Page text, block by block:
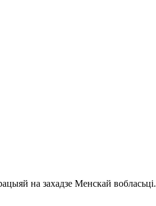
на захадзе Менскай вобласьці.